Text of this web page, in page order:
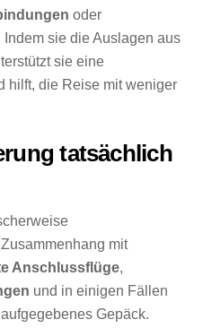
oder
sie die Auslagen aus
sie eine
hilft, die Reise mit weniger
tatsächlich
mit
Anschlussflüge,
und in einigen Fällen
Gepäck.